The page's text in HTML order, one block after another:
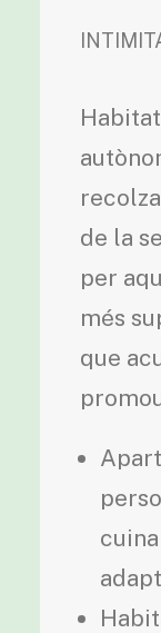
de la
per
més
que